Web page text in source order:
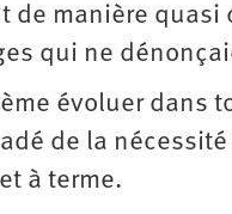
de manière
qui ne
évoluer dans
de la
à terme.